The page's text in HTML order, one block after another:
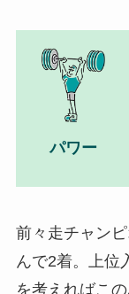
パワー
前々走チャン
んで2着。上位
を考えればこ